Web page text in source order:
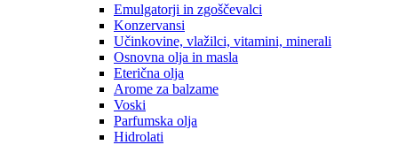
Emulgatorji in zgoščevalci
Konzervansi
Učinkovine, vlažilci, vitamini, minerali
Osnovna olja in masla
Eterična olja
Arome za balzame
Voski
Parfumska olja
Hidrolati